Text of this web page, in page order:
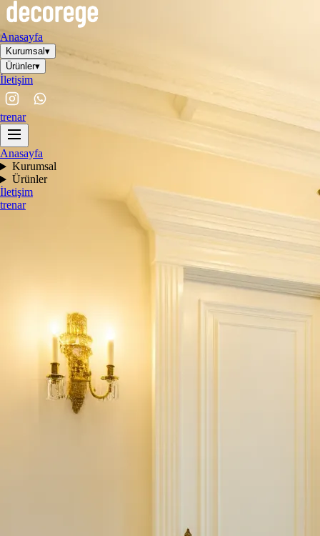
Anasayfa
Kurumsal▾
Ürünler▾
İletişim
trenar
Anasayfa
Kurumsal
Ürünler
İletişim
trenar